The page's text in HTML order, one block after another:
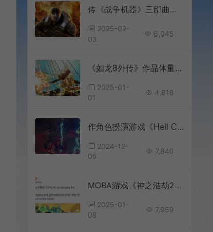
传《战争机器》三部曲合集将同步登陆PS5平台
2025-02-
03
6,045
《如龙8外传》作品体量比前作外传更大
2025-01-
01
4,818
作角色扮演游戏《Hell Clock》新预告发布
2024-12-
06
7,840
MOBA游戏《神之浩劫2》1月14日将转为免费游戏
2025-01-
08
7,959